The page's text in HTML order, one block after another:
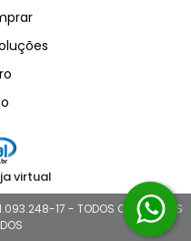
virtual
17 - TODOS OS DIREITOS